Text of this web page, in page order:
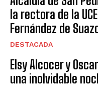
la rectora de la
Fernández de
DESTACADA
Elsy Alcocer y
una inolvidable